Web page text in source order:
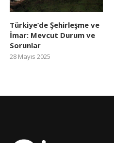
Türkiye’de Şehirleşme ve
İmar: Mevcut Durum ve
Sorunlar
28 Mayıs 2025